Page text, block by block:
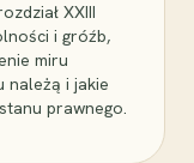
XXIII
i gróźb,
miru
należą i jakie
prawnego.